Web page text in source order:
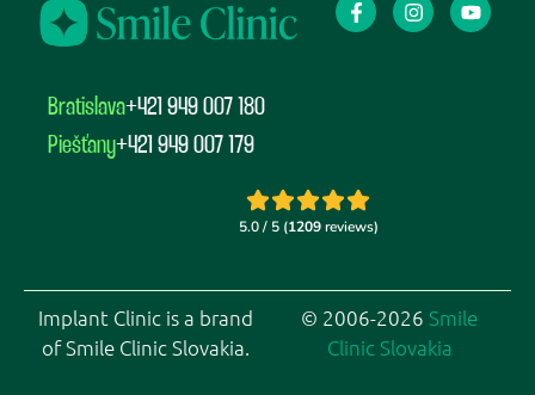
Bratislava+421 949 007 180
Piešťany+421 949 007 179
Implant Clinic is a brand
of Smile Clinic Slovakia.
© 2006-2026 Smile
Clinic Slovakia